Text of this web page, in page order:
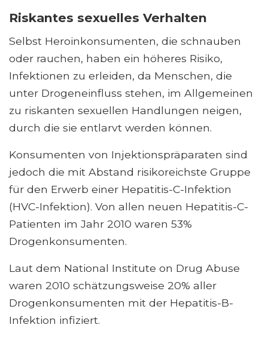
Riskantes sexuelles Verhalten
Selbst Heroinkonsumenten, die schnauben
oder rauchen, haben ein höheres Risiko,
Infektionen zu erleiden, da Menschen, die
unter Drogeneinfluss stehen, im Allgemeinen
zu riskanten sexuellen Handlungen neigen,
durch die sie entlarvt werden können.
Konsumenten von Injektionspräparaten sind
jedoch die mit Abstand risikoreichste Gruppe
für den Erwerb einer Hepatitis-C-Infektion
(HVC-Infektion). Von allen neuen Hepatitis-C-
Patienten im Jahr 2010 waren 53%
Drogenkonsumenten.
Laut dem National Institute on Drug Abuse
waren 2010 schätzungsweise 20% aller
Drogenkonsumenten mit der Hepatitis-B-
Infektion infiziert.